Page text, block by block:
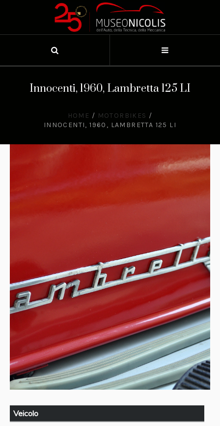
Innocenti, 1960, Lambretta 125 LI
HOME / MOTORBIKES /
INNOCENTI, 1960, LAMBRETTA 125 LI
Veicolo